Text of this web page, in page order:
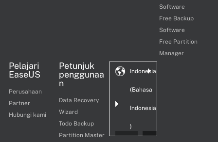
Software
Free Backup
Software
Free Partition
Manager
Pelajari
EaseUS
Perusahaan
Partner
Hubungi kami
Petunjuk
penggunaa
n
Data Recovery
Wizard
Todo Backup
Partition Master
Indonesia
(Bahasa
Indonesia
)